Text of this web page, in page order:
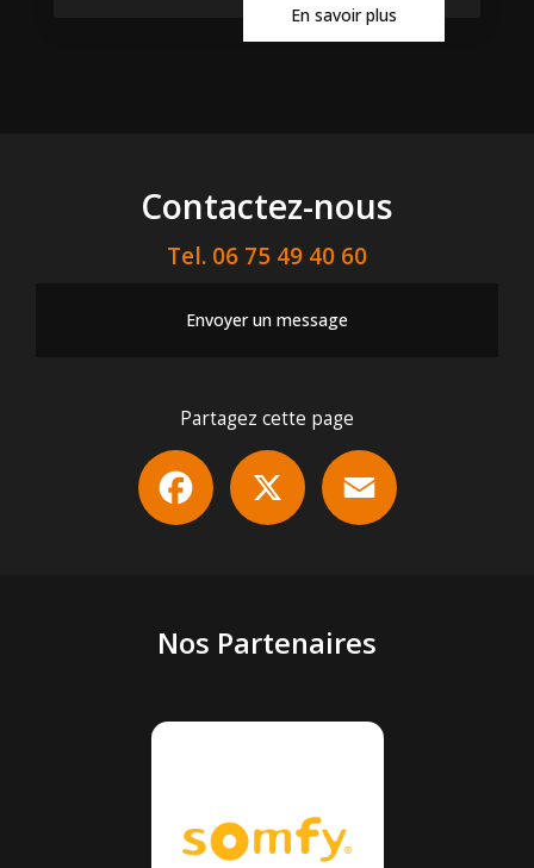
En savoir plus
Contactez-nous
Tel. 06 75 49 40 60
Envoyer un message
Partagez cette page
Facebook
Nos Partenaires